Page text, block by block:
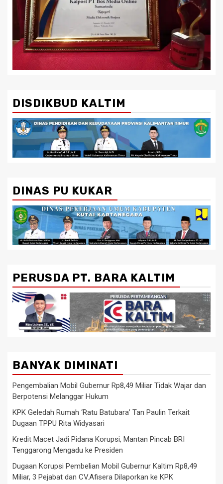
DISDIKBUD KALTIM
DINAS PU KUKAR
PERUSDA PT. BARA KALTIM
BANYAK DIMINATI
Pengembalian Mobil Gubernur Rp8,49 Miliar Tidak Wajar dan
Berpotensi Melanggar Hukum
KPK Geledah Rumah ‘Ratu Batubara’ Tan Paulin Terkait
Dugaan TPPU Rita Widyasari
Kredit Macet Jadi Pidana Korupsi, Mantan Pincab BRI
Tenggarong Mengadu ke Presiden
Dugaan Korupsi Pembelian Mobil Gubernur Kaltim Rp8,49
Miliar, 3 Pejabat dan CV.Afisera Dilaporkan ke KPK